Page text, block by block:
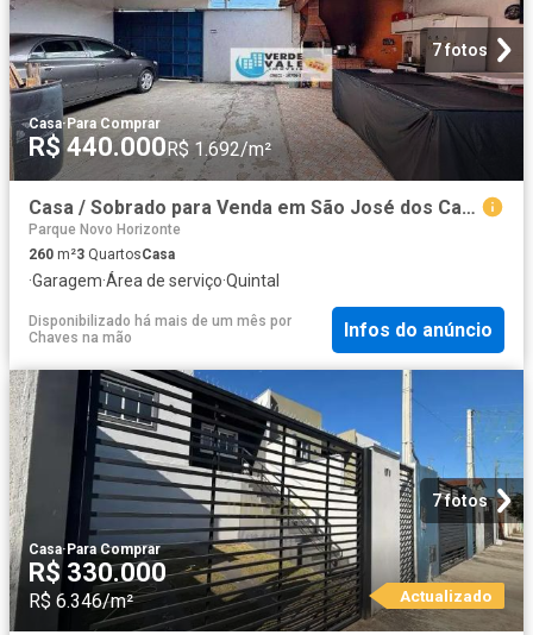
7 fotos
Casa·Para Comprar
R$ 440.000R$ 1.692/m²
Casa / Sobrado para Venda em São José dos Campos/SP Jardim Santa Inês I 3 Quartos
Parque Novo Horizonte
260 m²3 QuartosCasa
·Garagem·Área de serviço·Quintal
Disponibilizado há mais de um mês por
Chaves na mão
Infos do anúncio
7 fotos
Casa· Para Comprar
R$ 330.000
R$ 6.346/m² Actualizado